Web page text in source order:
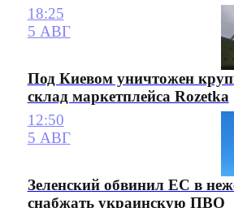
18:25
5 АВГ
Под Киевом уничтожен
склад маркетплейса Rozetka
12:50
5 АВГ
Зеленский обвинил ЕС в
снабжать украинскую ПВО